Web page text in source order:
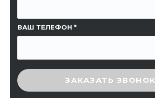
ВАШ ТЕЛЕФОН
ВВЕДИТЕ ПРОВЕРОЧНЫЙ КОД
ЗАКАЗАТЬ ЗВОНОК